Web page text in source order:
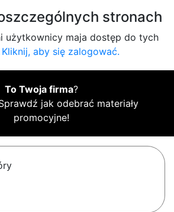
stronach
użytkownicy maja dostęp do tych
Kliknij, aby się zalogować.
To Twoja firma?
jak odebrać materiały
promocyjne!